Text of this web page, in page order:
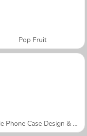
Pop Fruit
Mobile Phone Case Design & DIY